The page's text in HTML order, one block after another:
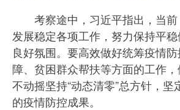
考察途中，习近平指出，当前
发展稳定各项工作，努力保持平
良好氛围。要高效做好统筹疫情
障、贫困群众帮扶等方面的工作
不动摇坚持“动态清零”总方针，
的疫情防控成果。